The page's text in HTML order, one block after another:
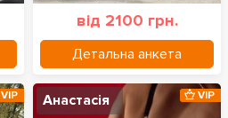
від 2100 грн.
Детальна анкета
VIP Анастасія VIP